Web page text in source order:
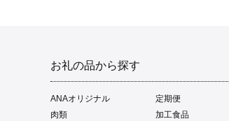
お礼の品から探す
ANAオリジナル 定期便
肉類
加工食品